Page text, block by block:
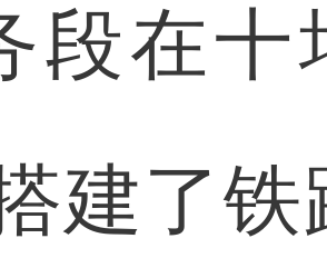
段在十
建了